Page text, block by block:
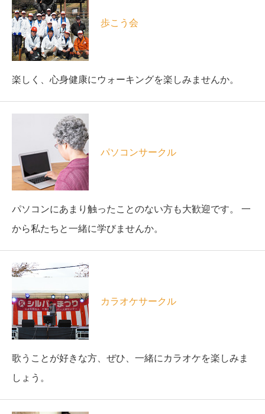
歩こう会
楽しく、心身健康にウォーキングを楽しみませんか。
パソコンサークル
パソコンにあまり触ったことのない方も大歓迎です。 一
から私たちと一緒に学びませんか。
カラオケサークル
歌うことが好きな方、ぜひ、一緒にカラオケを楽しみま
しょう。